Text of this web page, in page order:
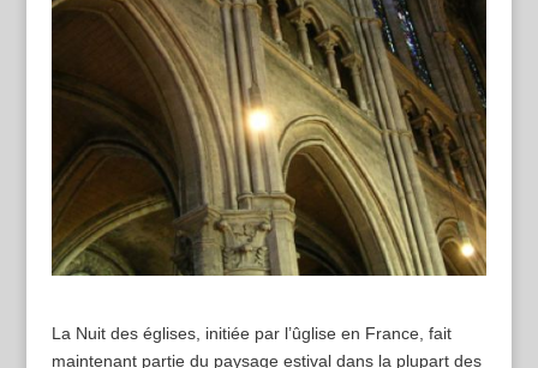
La Nuit des églises, initiée par l’ûglise en France, fait
maintenant partie du paysage estival dans la plupart des